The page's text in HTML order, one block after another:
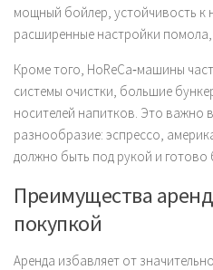
мощный бойлер, устойчивость к
расширенные настройки
Кроме того, HoReCa‑машины
системы очистки, большие
носителей напитков. Это важно
разнообразие: эспрессо,
должно быть под рукой и готово
Преимущества
покупкой
Аренда избавляет от